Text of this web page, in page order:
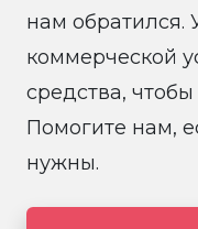
нам обратился.
коммерческой
средства,
Помогите нам,
нужны.
© 2026 Санкт-
«Солдатские
Создание и